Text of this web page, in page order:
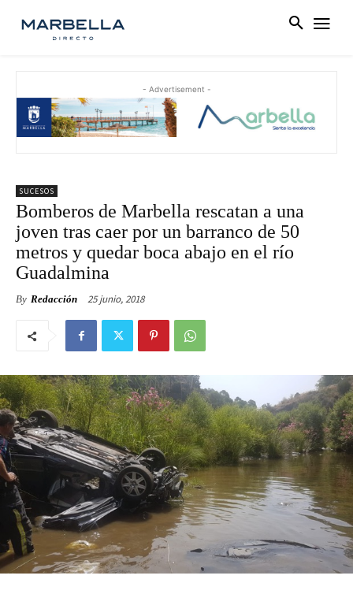
- Advertisement -
SUCESOS
Bomberos de Marbella rescatan a una
joven tras caer por un barranco de 50
metros y quedar boca abajo en el río
Guadalmina
By Redacción 25 junio, 2018